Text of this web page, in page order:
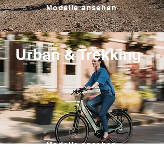
Modelle ansehen
Urban & Trekking
Modelle ansehen